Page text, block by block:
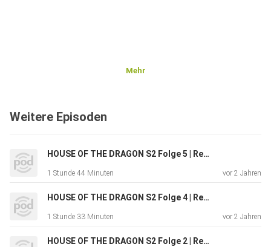
Mehr
Weitere Episoden
HOUSE OF THE DRAGON S2 Folge 5 | Recap & Serie vs. Buch
1 Stunde 44 Minuten vor 2 Jahren
HOUSE OF THE DRAGON S2 Folge 4 | Recap & Serie vs. Buch
1 Stunde 33 Minuten vor 2 Jahren
HOUSE OF THE DRAGON S2 Folge 2 | Recap & Serie vs. Buch